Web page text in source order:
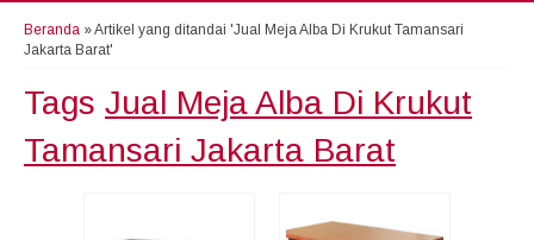
Beranda »Artikel yang ditandai 'Jual Meja Alba Di Krukut Tamansari
Jakarta Barat'
Tags Jual Meja Alba Di Krukut
Tamansari Jakarta Barat